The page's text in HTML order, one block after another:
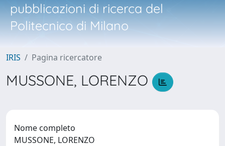
pubblicazioni di ricerca del
Politecnico di Milano
IRIS Pagina ricercatore
MUSSONE, LORENZO
Nome completo
MUSSONE, LORENZO